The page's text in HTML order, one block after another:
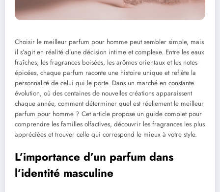
Choisir le meilleur parfum pour homme peut sembler simple, mais
il s’agit en réalité d’une décision intime et complexe. Entre les eaux
fraîches, les fragrances boisées, les arômes orientaux et les notes
épicées, chaque parfum raconte une histoire unique et reflète la
personnalité de celui qui le porte. Dans un marché en constante
évolution, où des centaines de nouvelles créations apparaissent
chaque année, comment déterminer quel est réellement le meilleur
parfum pour homme ? Cet article propose un guide complet pour
comprendre les familles olfactives, découvrir les fragrances les plus
appréciées et trouver celle qui correspond le mieux à votre style.
L’importance d’un parfum dans
l’identité masculine